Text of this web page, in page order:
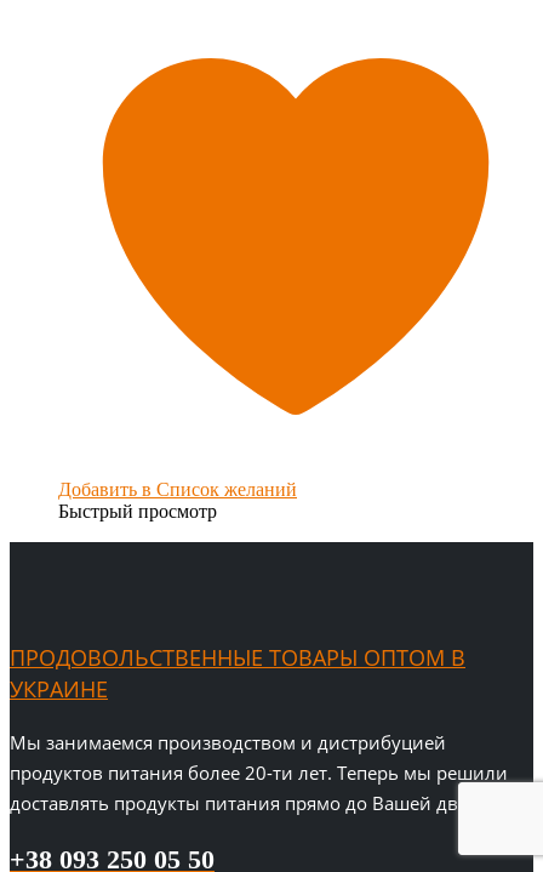
Добавить в Список желаний
Быстрый просмотр
ПРОДОВОЛЬСТВЕННЫЕ ТОВАРЫ ОПТОМ В
УКРАИНЕ
Мы занимаемся производством и дистрибуцией
продуктов питания более 20-ти лет. Теперь мы решили
доставлять продукты питания прямо до Вашей двери!
+38 093 250 05 50